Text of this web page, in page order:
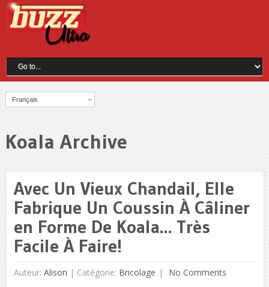
Français
Koala Archive
Avec Un Vieux Chandail, Elle
Fabrique Un Coussin À Câliner
en Forme De Koala… Très
Facile À Faire!
Auteur: Alison | Catégorie: Bricolage No Comments